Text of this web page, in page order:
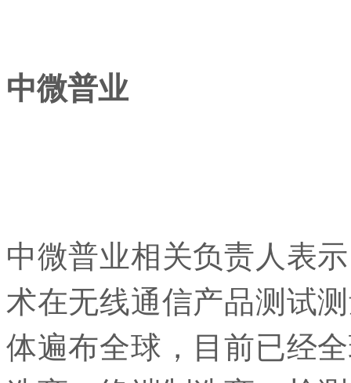
中微普业
中微普业相关负责人表
术在无线通信产品测试
体遍布全球，目前已经